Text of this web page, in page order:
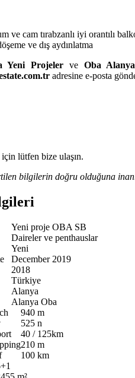
ve cam tırabzanlı iyi orantılı
ve dış aydınlatma
Yeni Projeler ve Oba
adresine e-posta
lütfen bize ulaşın.
bilgilerin doğru olduğuna
Yeni proje OBA SB
Daireler ve penthauslar
Yeni
December 2019
2018
Türkiye
Alanya
Alanya Oba
940 m
525 n
40 / 125km
210 m
100 km